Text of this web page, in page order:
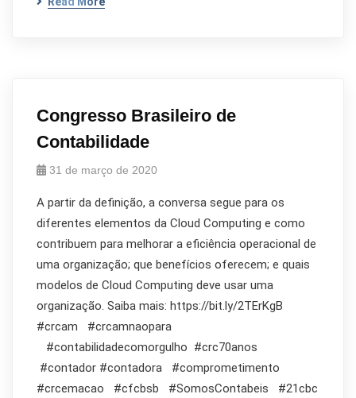
Congresso Brasileiro de
Contabilidade
31 de março de 2020
A partir da definição, a conversa segue para os
diferentes elementos da Cloud Computing e como
contribuem para melhorar a eficiência operacional de
uma organização; que benefícios oferecem; e quais
modelos de Cloud Computing deve usar uma
organização. Saiba mais: https://bit.ly/2TErKgB
#crcam #crcamnaopara
#contabilidadecomorgulho #crc70anos
#contador #contadora #comprometimento
#crcemacao #cfcbsb #SomosContabeis #21cbc